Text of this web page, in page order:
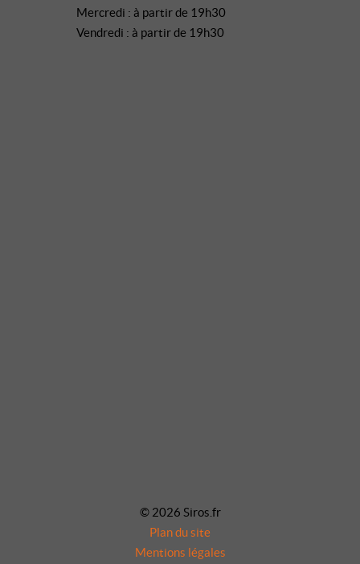
Mercredi : à partir de 19h30
Vendredi : à partir de 19h30
© 2026 Siros.fr
Plan du site
Mentions légales